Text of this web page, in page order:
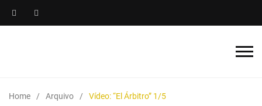
Home Arquivo Vídeo: “El Árbitro” 1/5